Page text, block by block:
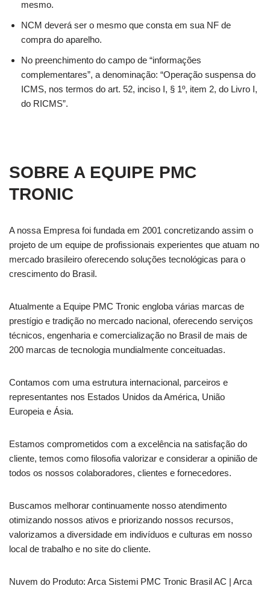
mesmo.
NCM deverá ser o mesmo que consta em sua NF de
compra do aparelho.
No preenchimento do campo de “informações
complementares”, a denominação: “Operação suspensa do
ICMS, nos termos do art. 52, inciso I, § 1º, item 2, do Livro I,
do RICMS”.
SOBRE A EQUIPE PMC
TRONIC
A nossa Empresa foi fundada em 2001 concretizando assim o
projeto de um equipe de profissionais experientes que atuam no
mercado brasileiro oferecendo soluções tecnológicas para o
crescimento do Brasil.
Atualmente a Equipe PMC Tronic engloba várias marcas de
prestígio e tradição no mercado nacional, oferecendo serviços
técnicos, engenharia e comercialização no Brasil de mais de
200 marcas de tecnologia mundialmente conceituadas.
Contamos com uma estrutura internacional, parceiros e
representantes nos Estados Unidos da América, União
Europeia e Ásia.
Estamos comprometidos com a excelência na satisfação do
cliente, temos como filosofia valorizar e considerar a opinião de
todos os nossos colaboradores, clientes e fornecedores.
Buscamos melhorar continuamente nosso atendimento
otimizando nossos ativos e priorizando nossos recursos,
valorizamos a diversidade em indivíduos e culturas em nosso
local de trabalho e no site do cliente.
Nuvem do Produto: Arca Sistemi PMC Tronic Brasil AC | Arca